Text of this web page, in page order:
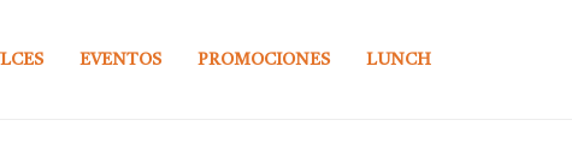
EVENTOS PROMOCIONES LUNCH